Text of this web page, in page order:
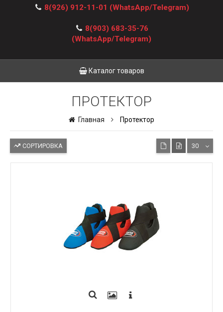
8(926) 912-11-01 (WhatsApp/Telegram)
8(903) 683-35-76
(WhatsApp/Telegram)
Каталог товаров
ПРОТЕКТОР
Главная Протектор
СОРТИРОВКА 30